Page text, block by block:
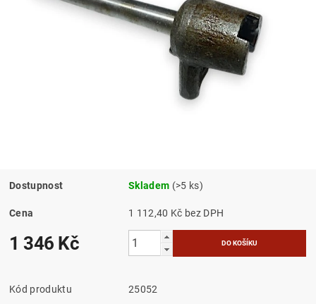
Dostupnost Skladem (>5 ks)
Cena 1 112,40 Kč bez DPH
1 346 Kč
Kód produktu 25052